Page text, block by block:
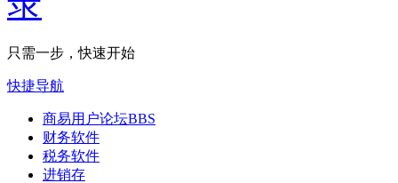
只需一步，快速开始
快捷导航
商易用户论坛BBS
财务软件
税务软件
进销存